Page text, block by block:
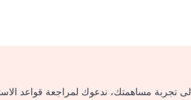
تجربة مساهمتك، ندعوك لمراجعة قواعد